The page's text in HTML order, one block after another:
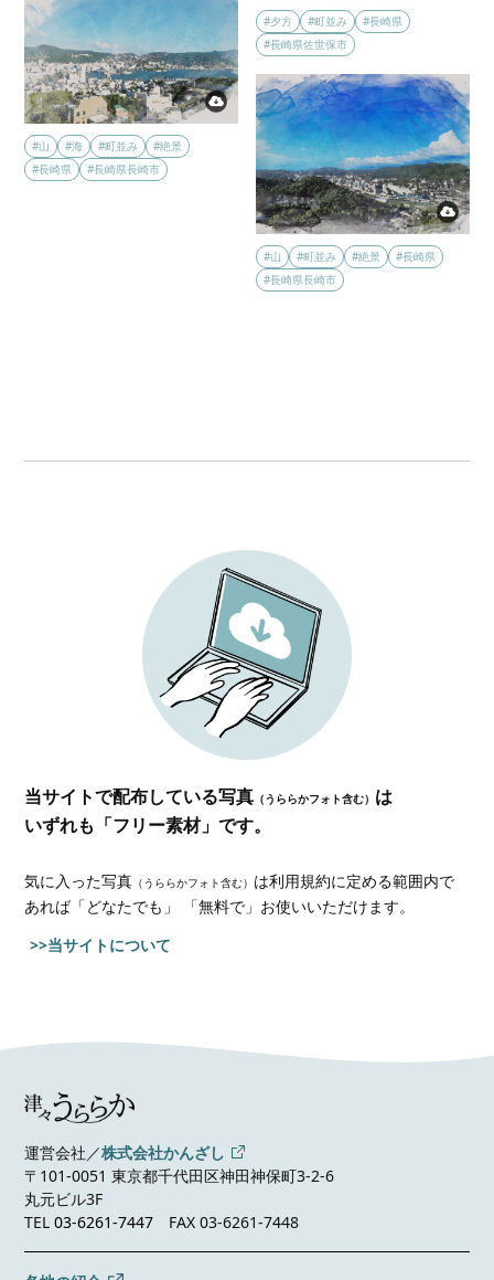
#夕方 #町並み
#長崎県
#長崎県佐世保市
#山 #海 #町並み
#絶景
#長崎県
#長崎県長崎市
#山 #町並み #絶景
#長崎県
#長崎県長崎市
当サイトで配布している写真 （うららかフォト含む） は
いずれも「フリー素材」です。
気に入った写真 （うららかフォト含む） は利用規約に定める範囲内で
あれば「どなたでも」 「無料で」お使いいただけます。
>>当サイトについて
運営会社／株式会社かんざし
〒101-0051 東京都千代田区神田神保町3-2-6
丸元ビル3F
TEL03-6261-7447 FAX 03-6261-7448